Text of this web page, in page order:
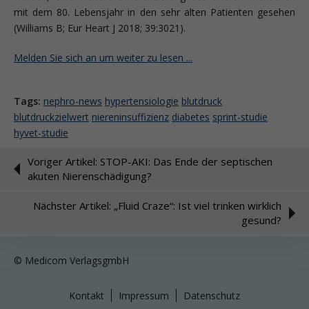
mit dem 80. Lebensjahr in den sehr alten Patienten gesehen
(Williams B; Eur Heart J 2018; 39:3021).
Melden Sie sich an um weiter zu lesen ...
Tags: nephro-news hypertensiologie blutdruck
blutdruckzielwert niereninsuffizienz diabetes sprint-studie
hyvet-studie
Voriger Artikel: STOP-AKI: Das Ende der septischen
akuten Nierenschädigung?
Nächster Artikel: „Fluid Craze“: Ist viel trinken wirklich
gesund?
© Medicom VerlagsgmbH
Kontakt Impressum Datenschutz